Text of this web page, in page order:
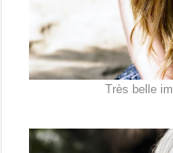
Très belle